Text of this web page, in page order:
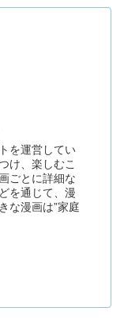
を運営してい
け、楽しむこ
ごとに詳細な
を通じて、漫
な漫画は”家庭